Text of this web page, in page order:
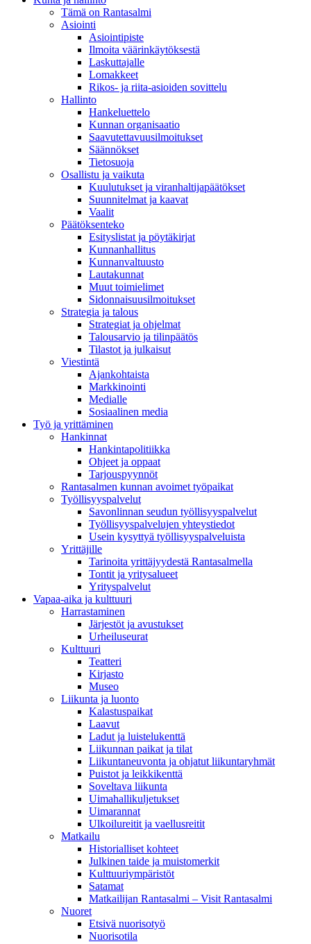
Tämä on Rantasalmi
Asiointi
Asiointipiste
Ilmoita väärinkäytöksestä
Laskuttajalle
Lomakkeet
Rikos- ja riita-asioiden sovittelu
Hallinto
Hankeluettelo
Kunnan organisaatio
Saavutettavuusilmoitukset
Säännökset
Tietosuoja
Osallistu ja vaikuta
Kuulutukset ja viranhaltijapäätökset
Suunnitelmat ja kaavat
Vaalit
Päätöksenteko
Esityslistat ja pöytäkirjat
Kunnanhallitus
Kunnanvaltuusto
Lautakunnat
Muut toimielimet
Sidonnaisuusilmoitukset
Strategia ja talous
Strategiat ja ohjelmat
Talousarvio ja tilinpäätös
Tilastot ja julkaisut
Viestintä
Ajankohtaista
Markkinointi
Medialle
Sosiaalinen media
Työ ja yrittäminen
Hankinnat
Hankintapolitiikka
Ohjeet ja oppaat
Tarjouspyynnöt
Rantasalmen kunnan avoimet työpaikat
Työllisyyspalvelut
Savonlinnan seudun työllisyyspalvelut
Työllisyyspalvelujen yhteystiedot
Usein kysyttyä työllisyyspalveluista
Yrittäjille
Tarinoita yrittäjyydestä Rantasalmella
Tontit ja yritysalueet
Yrityspalvelut
Vapaa-aika ja kulttuuri
Harrastaminen
Järjestöt ja avustukset
Urheiluseurat
Kulttuuri
Teatteri
Kirjasto
Museo
Liikunta ja luonto
Kalastuspaikat
Laavut
Ladut ja luistelukenttä
Liikunnan paikat ja tilat
Liikuntaneuvonta ja ohjatut liikuntaryhmät
Puistot ja leikkikenttä
Soveltava liikunta
Uimahallikuljetukset
Uimarannat
Ulkoilureitit ja vaellusreitit
Matkailu
Historialliset kohteet
Julkinen taide ja muistomerkit
Kulttuuriympäristöt
Satamat
Matkailijan Rantasalmi – Visit Rantasalmi
Nuoret
Etsivä nuorisotyö
Nuorisotila